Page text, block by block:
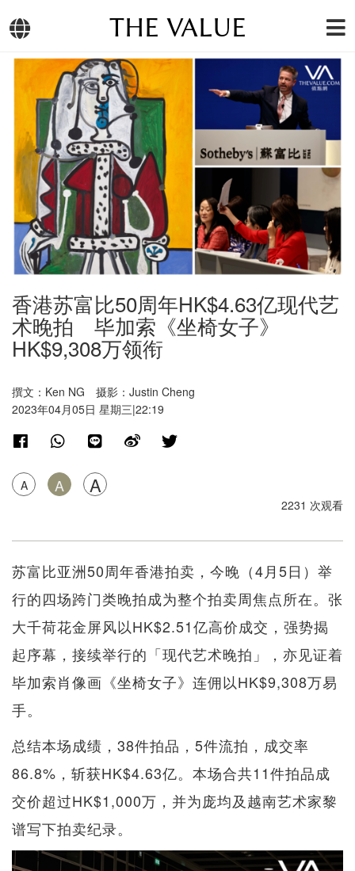
THE VALUE
香港苏富比50周年HK$4.63亿现代艺
术晚拍 毕加索《坐椅女子》
HK$9,308万领衔
撰文：Ken NG 摄影：Justin Cheng
2023年04月05日 星期三|22:19
A A A
2231 次观看
苏富比亚洲50周年香港拍卖，今晚（4月5日）举
行的四场跨门类晚拍成为整个拍卖周焦点所在。张
大千荷花金屏风以HK$2.51亿高价成交，强势揭
起序幕，接续举行的「现代艺术晚拍」，亦见证着
毕加索肖像画《坐椅女子》连佣以HK$9,308万易
手。
总结本场成绩，38件拍品，5件流拍，成交率
86.8%，斩获HK$4.63亿。本场合共11件拍品成
交价超过HK$1,000万，并为庞均及越南艺术家黎
谱写下拍卖纪录。